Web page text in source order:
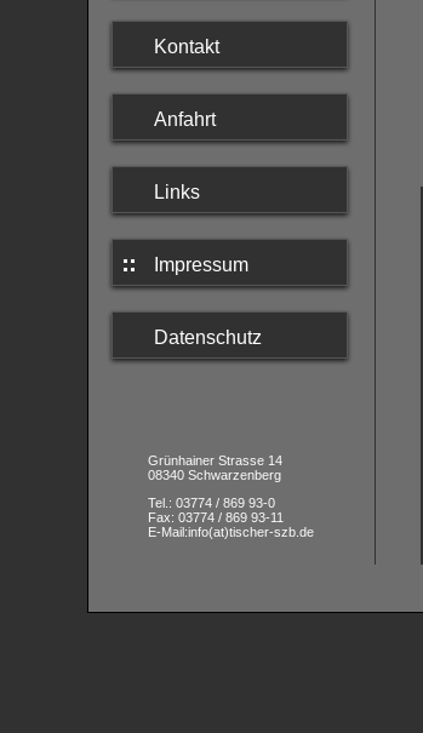
Kontakt
Anfahrt
Links
Impressum
Datenschutz
Grünhainer Strasse 14
08340 Schwarzenberg
Tel.: 03774 / 869 93-0
Fax: 03774 / 869 93-11
E-Mail:info(at)tischer-szb.de